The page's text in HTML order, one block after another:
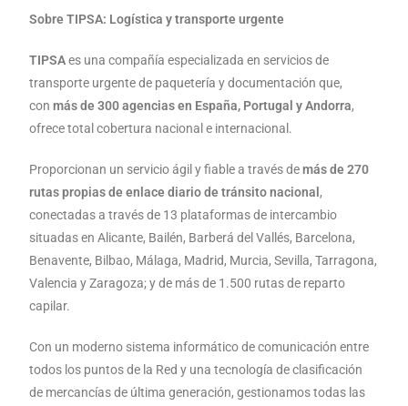
Sobre TIPSA: Logística y transporte urgente
TIPSAes una compañía especializada en servicios de
transporte urgente de paquetería y documentación que,
conmás de 300 agencias en España, Portugal y Andorra,
ofrece total cobertura nacional e internacional.
Proporcionan un servicio ágil y fiable a través demás de 270
rutas propias de enlace diario de tránsito nacional ,
conectadas a través de 13 plataformas de intercambio
situadas en Alicante, Bailén, Barberá del Vallés, Barcelona,
Benavente, Bilbao, Málaga, Madrid, Murcia, Sevilla, Tarragona,
Valencia y Zaragoza; y de más de 1.500 rutas de reparto
capilar.
Con un moderno sistema informático de comunicación entre
todos los puntos de la Red y una tecnología de clasificación
de mercancías de última generación, gestionamos todas las